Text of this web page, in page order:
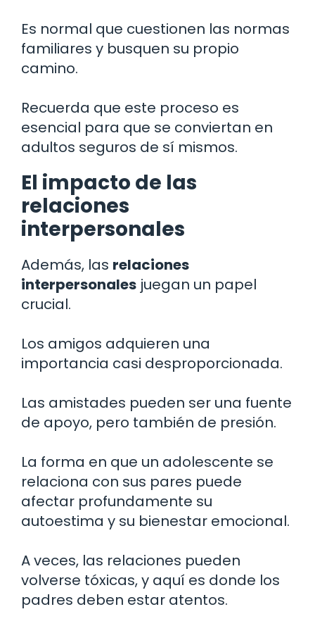
Es normal que cuestionen las normas
familiares y busquen su propio
camino.
Recuerda que este proceso es
esencial para que se conviertan en
adultos seguros de sí mismos.
El impacto de las
relaciones
interpersonales
Además, las relaciones
interpersonales juegan un papel
crucial.
Los amigos adquieren una
importancia casi desproporcionada.
Las amistades pueden ser una fuente
de apoyo, pero también de presión.
La forma en que un adolescente se
relaciona con sus pares puede
afectar profundamente su
autoestima y su bienestar emocional.
A veces, las relaciones pueden
volverse tóxicas, y aquí es donde los
padres deben estar atentos.